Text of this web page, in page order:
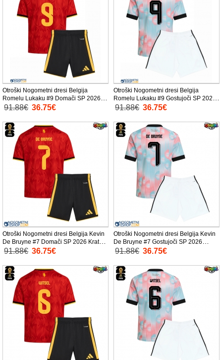
Otroški Nogometni dresi Belgija
Romelu Lukaku #9 Domači SP 2026
Kratek Rokav (+ Kratke hlače)
91.88€ 36.75€
Otroški Nogometni dresi Belgija
Romelu Lukaku #9 Gostujoči SP 2026
Kratek Rokav (+ Kratke hlače)
91.88€ 36.75€
Otroški Nogometni dresi Belgija Kevin
De Bruyne #7 Domači SP 2026 Kratek
Rokav (+ Kratke hlače)
91.88€ 36.75€
Otroški Nogometni dresi Belgija Kevin
De Bruyne #7 Gostujoči SP 2026
Kratek Rokav (+ Kratke hlače)
91.88€ 36.75€